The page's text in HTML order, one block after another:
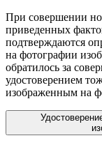
При совершении
приведенных
подтверждаются
на фотографии
обратилось за
удостоверением
изображенным на